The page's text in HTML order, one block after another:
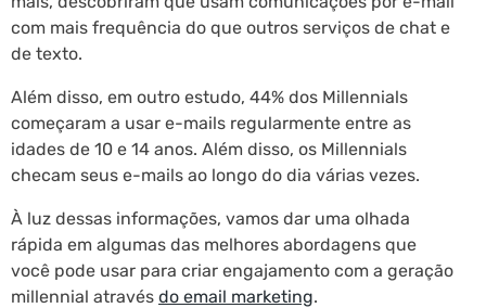
com mais frequência do que outros serviços de chat e
de texto.
Além disso, em outro estudo, 44% dos Millennials
começaram a usar e-mails regularmente entre as
idades de 10 e 14 anos. Além disso, os Millennials
checam seus e-mails ao longo do dia várias vezes.
À luz dessas informações, vamos dar uma olhada
rápida em algumas das melhores abordagens que
você pode usar para criar engajamento com a geração
millennial através do email marketing.